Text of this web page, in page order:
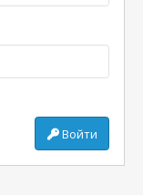
Войти